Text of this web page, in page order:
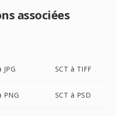
associées
JPG SCT à TIFF
PNG SCT à PSD